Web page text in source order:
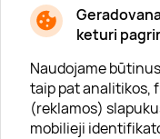
keturi
Naudojame
taip pat analitikos,
(reklamos)
mobilieji
Apie mus
Apie „Gera Dovana“
Lojalumo klubas
Karjera